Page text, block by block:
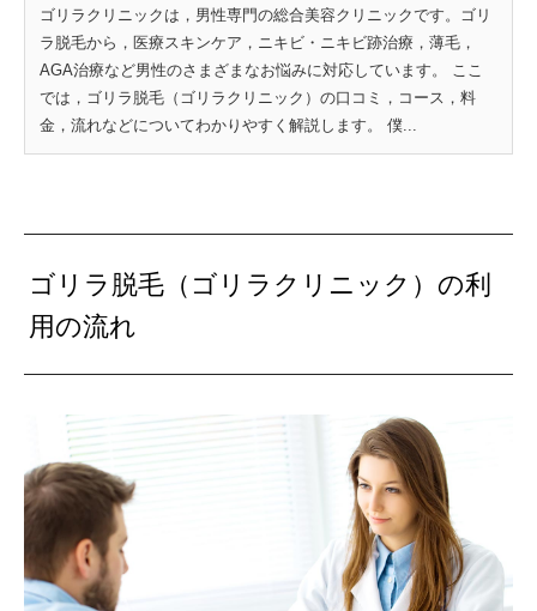
ゴリラクリニックは，男性専門の総合美容クリニックです。ゴリ
ラ脱毛から，医療スキンケア，ニキビ・ニキビ跡治療，薄毛，
AGA治療など男性のさまざまなお悩みに対応しています。 ここ
では，ゴリラ脱毛（ゴリラクリニック）の口コミ，コース，料
金，流れなどについてわかりやすく解説します。 僕...
ゴリラ脱毛（ゴリラクリニック）の利
用の流れ